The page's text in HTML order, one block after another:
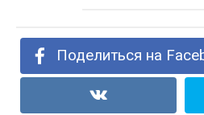
Поделиться на